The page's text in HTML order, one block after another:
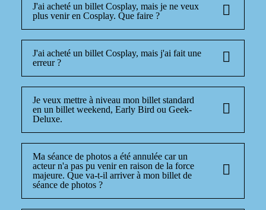
J'ai acheté un billet Cosplay, mais je ne veux
plus venir en Cosplay. Que faire ?
J'ai acheté un billet Cosplay, mais j'ai fait une
erreur ?
Je veux mettre à niveau mon billet standard
en un billet weekend, Early Bird ou Geek-
Deluxe.
Ma séance de photos a été annulée car un
acteur n'a pas pu venir en raison de la force
majeure. Que va-t-il arriver à mon billet de
séance de photos ?